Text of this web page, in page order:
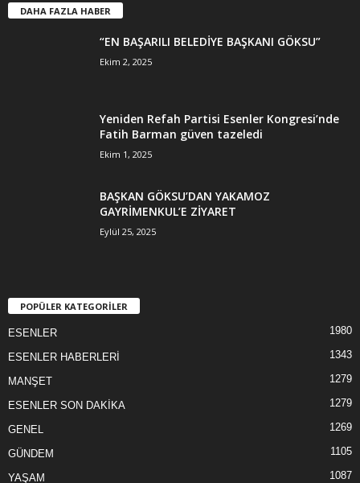
DAHA FAZLA HABER
“EN BAŞARILI BELEDİYE BAŞKANI GÖKSU”
Ekim 2, 2025
Yeniden Refah Partisi Esenler Kongresi’nde
Fatih Barman güven tazeledi
Ekim 1, 2025
BAŞKAN GÖKSU’DAN YAKAMOZ
GAYRİMENKUL’E ZİYARET
Eylül 25, 2025
POPÜLER KATEGORİLER
ESENLER 1980
ESENLER HABERLERİ 1343
MANŞET 1279
ESENLER SON DAKİKA 1279
GENEL 1269
GÜNDEM 1105
YAŞAM 1087